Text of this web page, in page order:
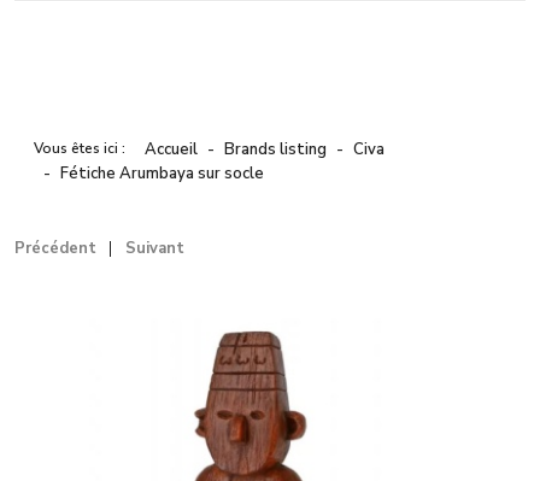
Vous êtes ici : Accueil Brands listing
Civa
Fétiche Arumbaya sur socle
Précédent Suivant